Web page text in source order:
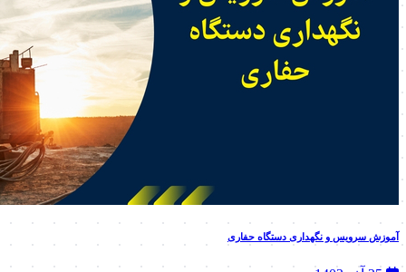
آموزش سرویس و نگهداری دستگاه حفاری